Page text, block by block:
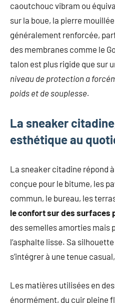
caoutchouc vibram ou
sur la boue, la pierre
généralement renforcée,
des membranes comme le
talon est plus rigide que sur
niveau de protection a
poids et de souplesse.
La sneaker
esthétique au
La sneaker citadine répond
conçue pour le bitume, les
commun, le bureau, les
le confort sur des surfaces
des semelles amorties mais
l’asphalte lisse. Sa
s’intégrer à une tenue
Les matières utilisées en
énormément, du cuir pleine